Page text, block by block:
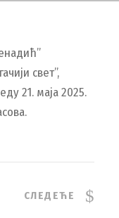
свет”,
21. маја 2025.
СЛЕДЕЋЕ